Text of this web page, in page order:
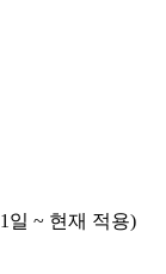
일 ~ 현재 적용)